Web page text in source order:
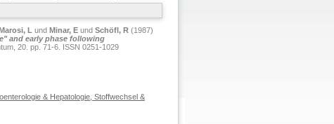
L und Minar, E und Schöfl, R (1987)
and early phase following
20. pp. 71-6. ISSN 0251-1029
& Hepatologie, Stoffwechsel &